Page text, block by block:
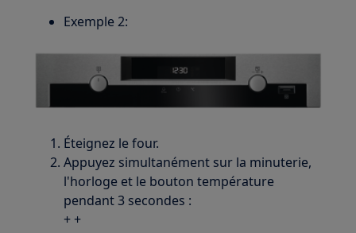
Exemple 2:
Éteignez le four.
Appuyez simultanément sur la minuterie,
l'horloge et le bouton température
pendant 3 secondes :
+ +